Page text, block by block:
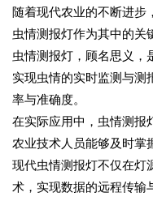
随着现代农业的不断进步
虫情测报灯作为其中的关
虫情测报灯，顾名思义，
实现虫情的实时监测与测
率与准确度。
在实际应用中，虫情测报
农业技术人员能够及时掌
现代虫情测报灯不仅在灯
术，实现数据的远程传输